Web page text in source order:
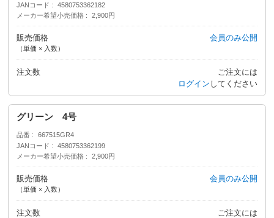
JANコード
4580753362182
メーカー希望小売価格
2,900円
販売価格
（単価 × 入数）
会員のみ公開
注文数
ご注文には
ログイン してください
グリーン 4号
品番
667515GR4
JANコード
4580753362199
メーカー希望小売価格
2,900円
販売価格
（単価 × 入数）
会員のみ公開
注文数
ご注文には